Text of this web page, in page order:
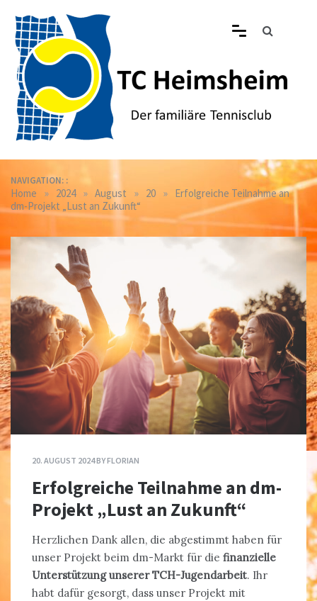
content
Tennisclub Heimsheim
NAVIGATION: :
Home » 2024 » August » 20 » Erfolgreiche Teilnahme an
dm-Projekt „Lust an Zukunft“
20. AUGUST 2024BYFLORIAN
Erfolgreiche Teilnahme an dm-
Projekt „Lust an Zukunft“
Herzlichen Dank allen, die abgestimmt haben für
unser Projekt beim dm-Markt für die finanzielle
Unterstützung unserer TCH-Jugendarbeit. Ihr
habt dafür gesorgt, dass unser Projekt mit